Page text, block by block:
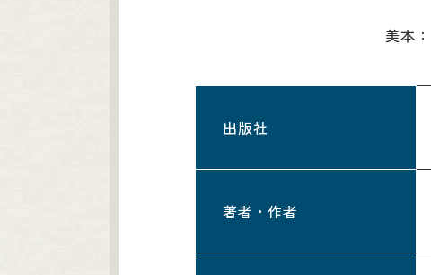
美本：
出版社
著者・作者